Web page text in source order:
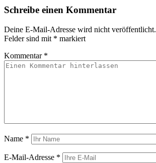
Schreibe einen Kommentar
Deine E-Mail-Adresse wird nicht veröffentlicht.
Felder sind mit * markiert
Kommentar *
Name *
E-Mail-Adresse *